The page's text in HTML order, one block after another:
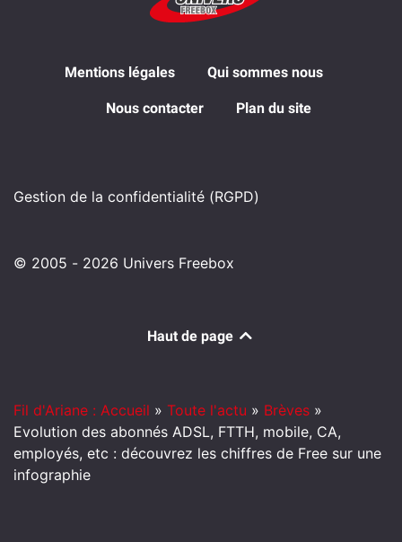
Mentions légales Qui sommes nous
Nous contacter Plan du site
Gestion de la confidentialité (RGPD)
© 2005 - 2026 Univers Freebox
Haut de page
Fil d'Ariane : Accueil » Toute l'actu » Brèves »
Evolution des abonnés ADSL, FTTH, mobile, CA,
employés, etc : découvrez les chiffres de Free sur une
infographie